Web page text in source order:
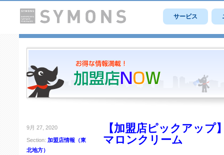
サービス
9月 27, 2020
Section: 加盟店情報（東
北地方）
【加盟店ピックアップ
マロンクリーム